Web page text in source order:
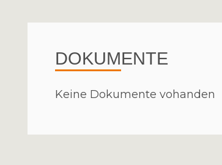
DOKUMENTE
Keine Dokumente vohanden